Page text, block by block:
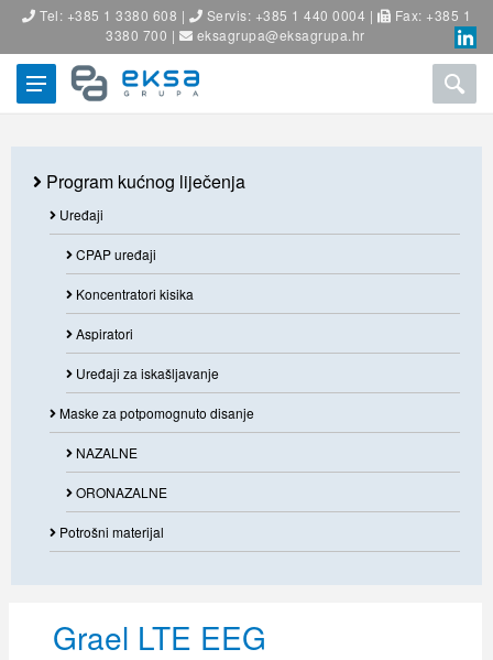
Tel: +385 1 3380 608 | Servis: +385 1 440 0004 |
Fax: +385 1
3380 700 |
eksagrupa@eksagrupa.hr
Program kućnog liječenja
Uređaji
CPAP uređaji
Koncentratori kisika
Aspiratori
Uređaji za iskašljavanje
Maske za potpomognuto disanje
NAZALNE
ORONAZALNE
Potrošni materijal
Grael LTE EEG